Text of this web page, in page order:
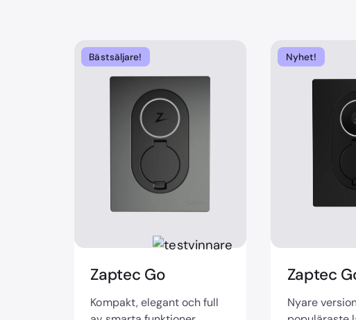
Bästsäljare!
Zaptec Go
Kompakt, elegant och full
Nyhet!
Zaptec
Nyare